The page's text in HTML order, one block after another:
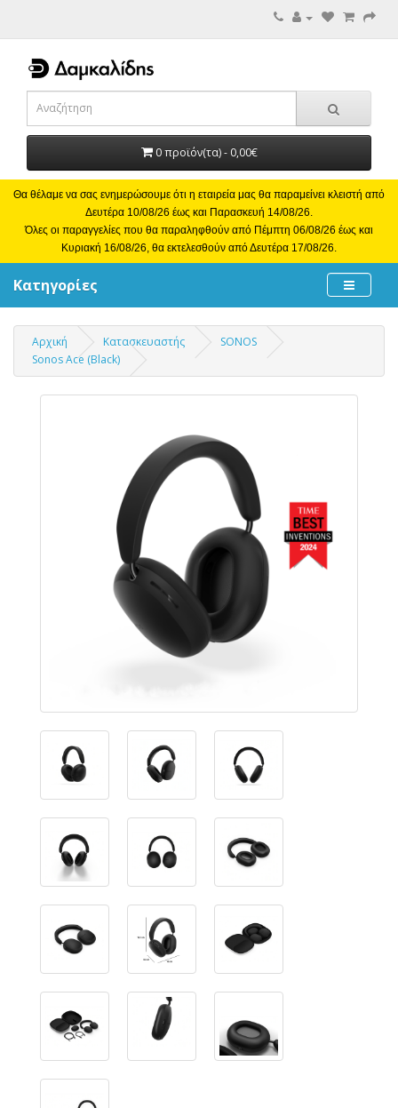
0 προϊόν(τα) - 0,00€
Θα θέλαμε να σας ενημερώσουμε ότι η εταιρεία μας θα παραμείνει κλειστή από
Δευτέρα 10/08/26 έως και Παρασκευή 14/08/26.
Όλες οι παραγγελίες που θα παραληφθούν από Πέμπτη 06/08/26 έως και
Κυριακή 16/08/26, θα εκτελεσθούν από Δευτέρα 17/08/26.
Κατηγορίες
Αρχική Κατασκευαστής
SONOS
Sonos Ace (Black)